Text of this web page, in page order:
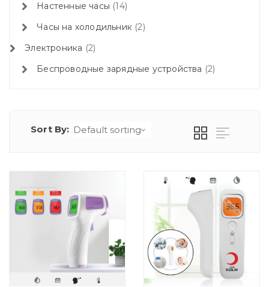
Настенные часы 14
Часы на холодильник 2
Электроника
2
Беспроводные зарядные устройства
2
Sort By: